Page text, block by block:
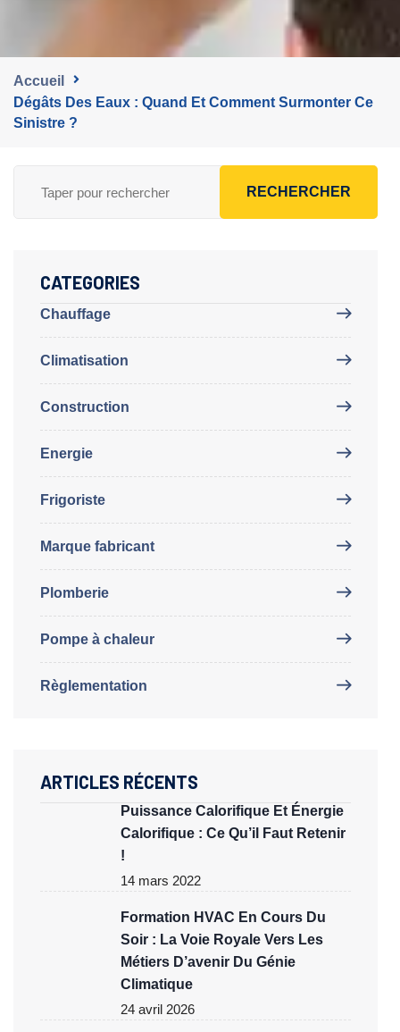
Accueil
Dégâts Des Eaux : Quand Et Comment Surmonter Ce
Sinistre ?
RECHERCHER
CATEGORIES
Chauffage
Climatisation
Construction
Energie
Frigoriste
Marque fabricant
Plomberie
Pompe à chaleur
Règlementation
ARTICLES RÉCENTS
Puissance Calorifique Et Énergie
Calorifique : Ce Qu’il Faut Retenir
!
14 mars 2022
Formation HVAC En Cours Du
Soir : La Voie Royale Vers Les
Métiers D’avenir Du Génie
Climatique
24 avril 2026